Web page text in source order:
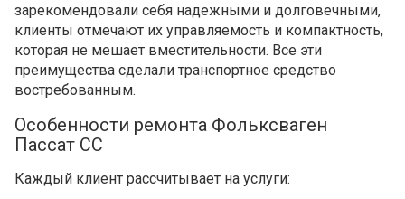
зарекомендовали себя надежными и долговечными,
клиенты отмечают их управляемость и компактность,
которая не мешает вместительности. Все эти
преимущества сделали транспортное средство
востребованным.
Особенности ремонта Фольксваген
Пассат СС
Каждый клиент рассчитывает на услуги: